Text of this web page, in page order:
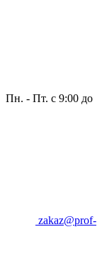
Пн. - Пт. с 9:00 до
zakaz@prof-